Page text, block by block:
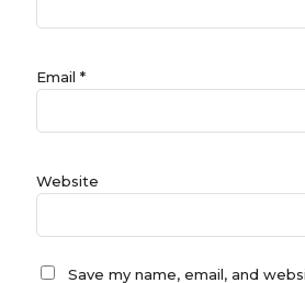
Email *
Website
Save my name, email, and